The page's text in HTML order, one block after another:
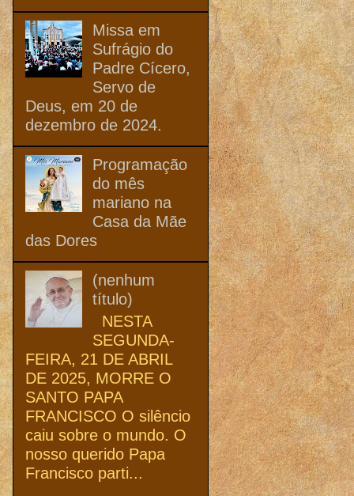
Missa em
Sufrágio do
Padre Cícero,
Servo de
Deus, em 20 de
dezembro de 2024.
Programação
do mês
mariano na
Casa da Mãe
das Dores
(nenhum
título)
NESTA
SEGUNDA-
FEIRA, 21 DE ABRIL
DE 2025, MORRE O
SANTO PAPA
FRANCISCO O silêncio
caiu sobre o mundo. O
nosso querido Papa
Francisco parti...